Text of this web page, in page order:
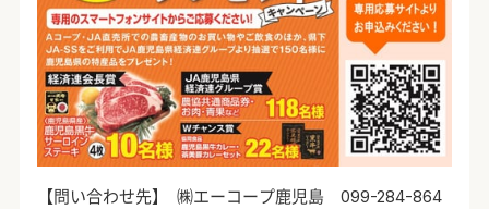
【問い合わせ先】 ㈱エーコープ鹿児島 099-284-864